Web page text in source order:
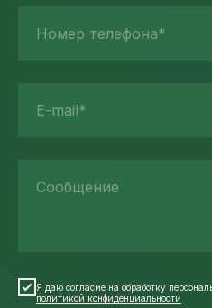
Номер телефона*
E-mail*
Сообщение
Я даю согласие на обработку
политикой конфиденциальности